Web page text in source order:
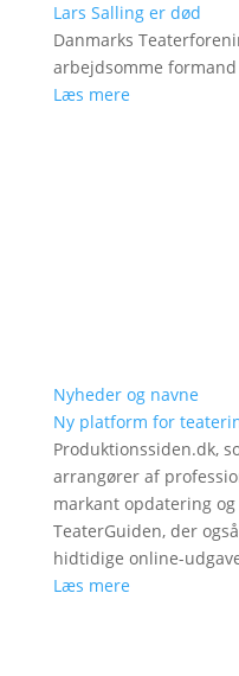
Lars Salling er død
Danmarks
arbejdsomme
Læs mere
Nyheder og navne
Ny platform for
Produktionssiden.dk,
arrangører af
markant opdatering
TeaterGuiden, der
hidtidige online-
Læs mere